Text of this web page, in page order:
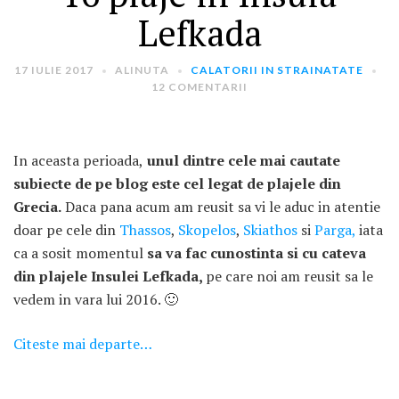
Lefkada
17 IULIE 2017 ALINUTA
CALATORII IN STRAINATATE
12 COMENTARII
In aceasta perioada, unul dintre cele mai cautate
subiecte de pe blog este cel legat de plajele din
Grecia.Daca pana acum am reusit sa vi le aduc in atentie
doar pe cele din Thassos, Skopelos, Skiathos siParga, iata
ca a sosit momentul sa va fac cunostinta si cu cateva
din plajele Insulei Lefkada, pe care noi am reusit sa le
vedem in vara lui 2016. 🙂
Citeste mai departe…
ARTICOLE RECENTE
„Jurnalul Alinutei”
implineste azi 10 ani!
25 NOIEMBRIE 2024
Menopause” – dincolo de a